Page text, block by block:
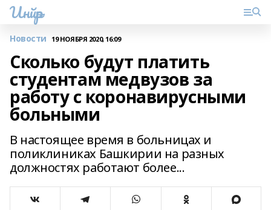
Инйәр
Новости 19 НОЯБРЯ 2020, 16:09
Сколько будут платить
студентам медвузов за
работу с коронавирусными
больными
В настоящее время в больницах и
поликлиниках Башкирии на разных
должностях работают более...